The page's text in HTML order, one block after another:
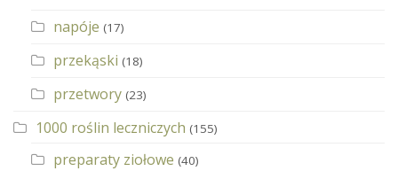
napóje (17)
przekąski (18)
przetwory (23)
1000 roślin leczniczych (155)
preparaty ziołowe (40)